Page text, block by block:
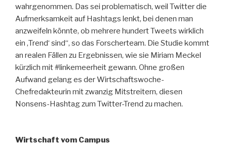
wahrgenommen. Das sei problematisch, weil Twitter die
Aufmerksamkeit auf Hashtags lenkt, bei denen man
anzweifeln könnte, ob mehrere hundert Tweets wirklich
ein ‚Trend‘ sind“, so das Forscherteam. Die Studie kommt
an realen Fällen zu Ergebnissen, wie sie Miriam Meckel
kürzlich mit #linkemeerheit gewann. Ohne großen
Aufwand gelang es der Wirtschaftswoche-
Chefredakteurin mit zwanzig Mitstreitern, diesen
Nonsens-Hashtag zum Twitter-Trend zu machen.
Wirtschaft vom Campus